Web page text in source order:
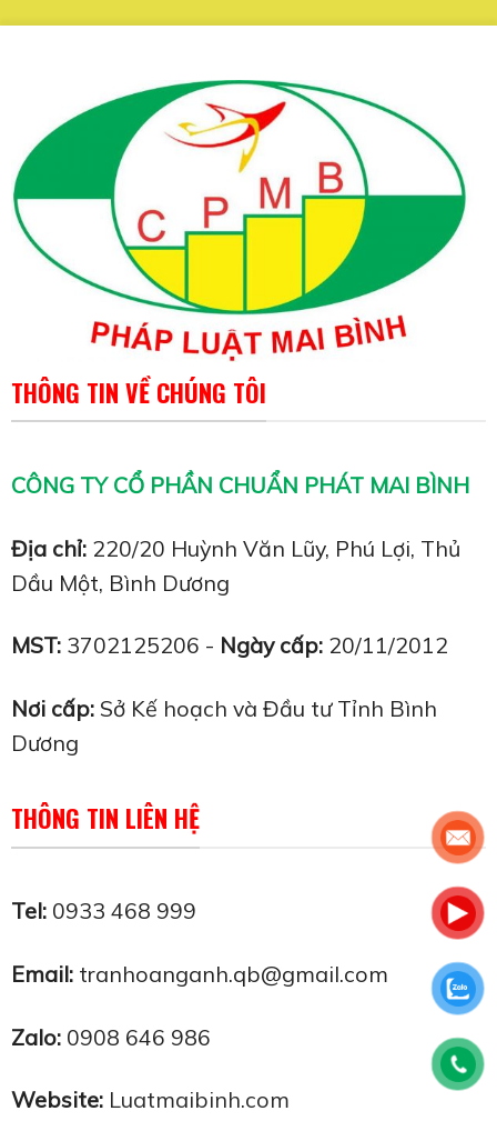
THÔNG TIN VỀ CHÚNG TÔI
CÔNG TY CỔ PHẦN CHUẨN PHÁT MAI BÌNH
Địa chỉ: 220/20 Huỳnh Văn Lũy, Phú Lợi, Thủ
Dầu Một, Bình Dương
MST: 3702125206 - Ngày cấp: 20/11/2012
Nơi cấp: Sở Kế hoạch và Đầu tư Tỉnh Bình
Dương
THÔNG TIN LIÊN HỆ
Tel: 0933 468 999
Email: tranhoanganh.qb@gmail.com
Zalo: 0908 646 986
Website: Luatmaibinh.com